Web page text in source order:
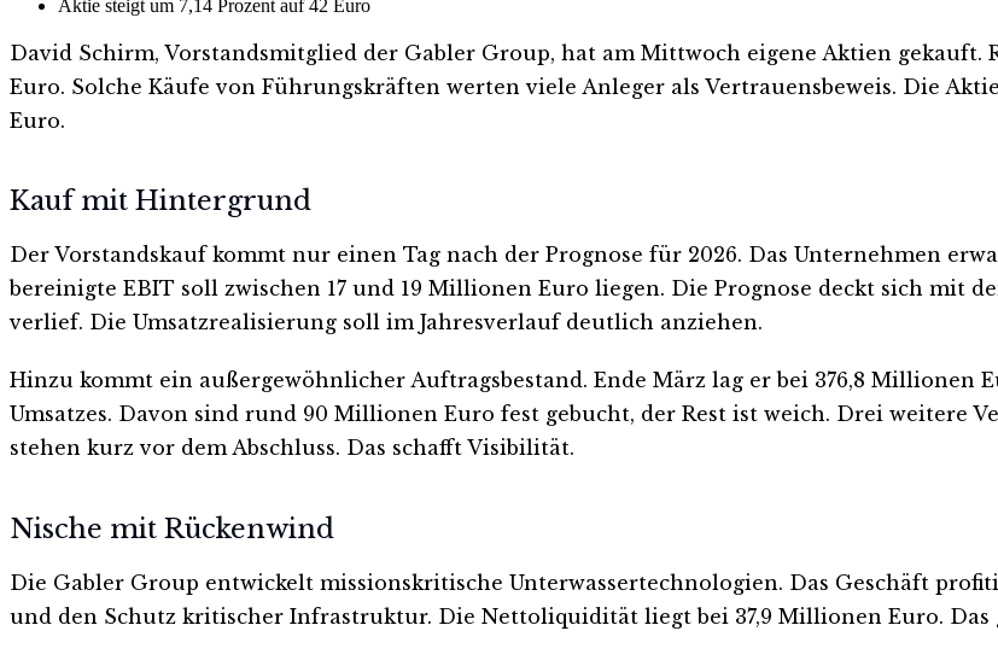
Aktie steigt um 7,14 Prozent auf 42 Euro
David Schirm, Vorstandsmitglied der Gabler Group, hat am Mittwoch eigene Aktien gekauft.
Euro. Solche Käufe von Führungskräften werten viele Anleger als Vertrauensbeweis. Die
Euro.
Kauf mit Hintergrund
Der Vorstandskauf kommt nur einen Tag nach der Prognose für 2026. Das Unternehmen
bereinigte EBIT soll zwischen 17 und 19 Millionen Euro liegen. Die Prognose deckt sich mit
verlief. Die Umsatzrealisierung soll im Jahresverlauf deutlich anziehen.
Hinzu kommt ein außergewöhnlicher Auftragsbestand. Ende März lag er bei 376,8 Millionen
Umsatzes. Davon sind rund 90 Millionen Euro fest gebucht, der Rest ist weich. Drei weitere
stehen kurz vor dem Abschluss. Das schafft Visibilität.
Nische mit Rückenwind
Die Gabler Group entwickelt missionskritische Unterwassertechnologien. Das Geschäft
und den Schutz kritischer Infrastruktur. Die Nettoliquidität liegt bei 37,9 Millionen Euro.